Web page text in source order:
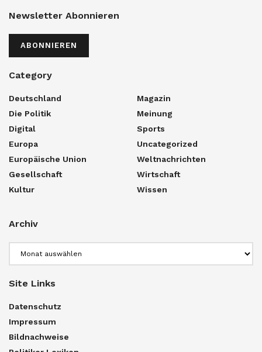
Newsletter Abonnieren
ABONNIEREN
Category
Deutschland
Die Politik
Digital
Europa
Europäische Union
Gesellschaft
Kultur
Magazin
Meinung
Sports
Uncategorized
Weltnachrichten
Wirtschaft
Wissen
Archiv
Site Links
Datenschutz
Impressum
Bildnachweise